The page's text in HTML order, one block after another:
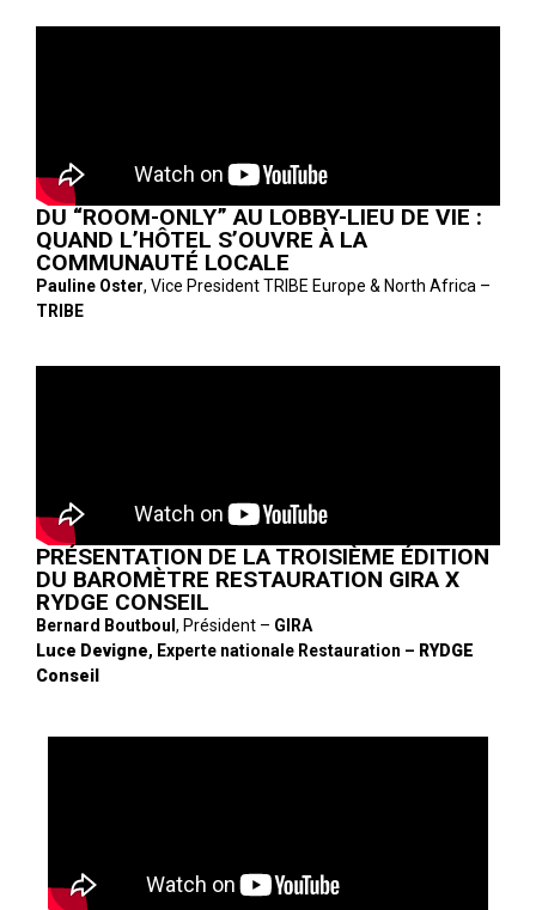
DU “ROOM-ONLY” AU LOBBY-LIEU DE VIE :
QUAND L’HÔTEL S’OUVRE À LA
COMMUNAUTÉ LOCALE
Pauline Oster, Vice President TRIBE Europe & North Africa –
TRIBE
PRÉSENTATION DE LA TROISIÈME ÉDITION
DU BAROMÈTRE RESTAURATION GIRA X
RYDGE CONSEIL
Bernard Boutboul , Président – GIRA
Luce Devigne, Experte nationale Restauration – RYDGE
Conseil